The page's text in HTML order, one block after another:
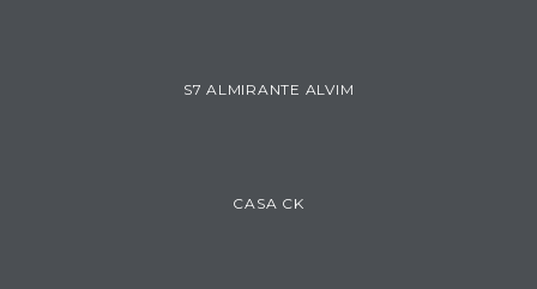
S7 ALMIRANTE ALVIM
CASA CK